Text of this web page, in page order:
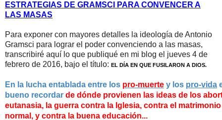
ESTRATEGIAS DE GRAMSCI PARA CONVENCER A
LAS MASAS
Para exponer con mayores detalles la ideología de Antonio
Gramsci para lograr el poder convenciendo a las masas,
transcribiré aquí lo que publiqué en mi blog el jueves 4 de
febrero de 2016, bajo el título: EL DÍA EN QUE FUSILARON A DIOS.
En la lucha entablada entre los pro-muerte y los pro-vida
bueno recordar de dónde provienen las ideas de los
eutanasia, la guerra contra la Iglesia, contra el
normal, y contra la buena educación...